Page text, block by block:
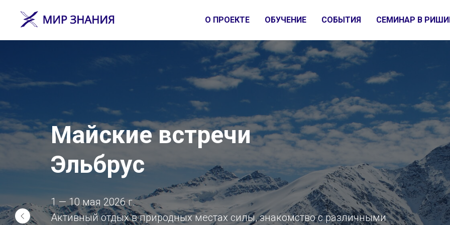
О ПРОЕКТЕ ОБУЧЕНИЕ СОБЫТИЯ СЕМИНАР В
Майские встречи
Эльбрус
1 — 10 мая 2026 г.
Активный отдых в природных местах силы, знакомство с различными